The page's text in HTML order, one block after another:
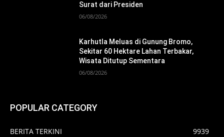
Surat dari Presiden
06/08/2026
Karhutla Meluas di Gunung Bromo,
Sekitar 60 Hektare Lahan Terbakar,
Wisata Ditutup Sementara
06/08/2026
POPULAR CATEGORY
BERITA TERKINI
9939